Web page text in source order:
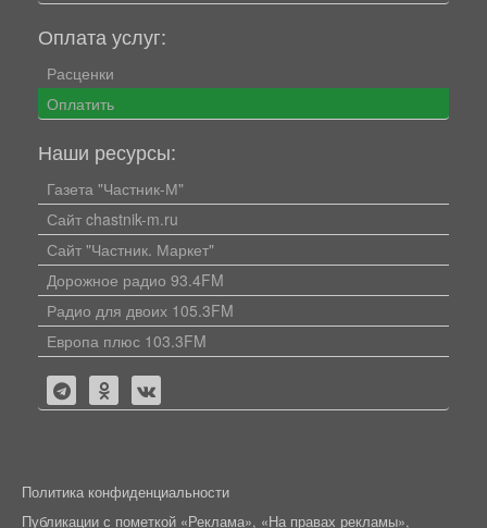
Оплата услуг:
Расценки
Оплатить
Наши ресурсы:
Газета "Частник-М"
Сайт chastnik-m.ru
Сайт "Частник. Маркет"
Дорожное радио 93.4FM
Радио для двоих 105.3FM
Европа плюс 103.3FM
Политика конфиденциальности
Публикации с пометкой «Реклама», «На правах рекламы»,